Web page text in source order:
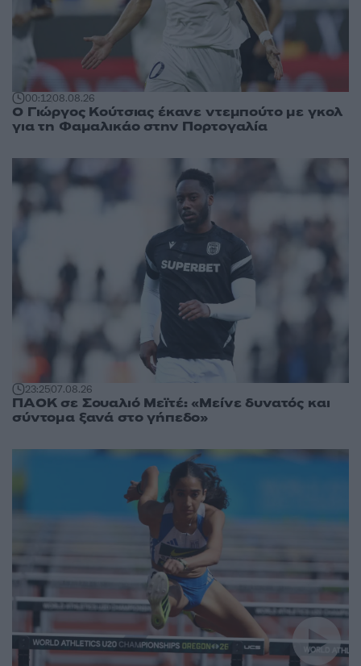
00:1208.08.26
Ο Γιώργος Κούτσιας έκανε ντεμπούτο με γκολ
για τη Φαμαλικάο στην Πορτογαλία
23:2507.08.26
ΠΑΟΚ σε Σουαλιό Μεϊτέ: «Μείνε δυνατός και
σύντομα ξανά στο γήπεδο»